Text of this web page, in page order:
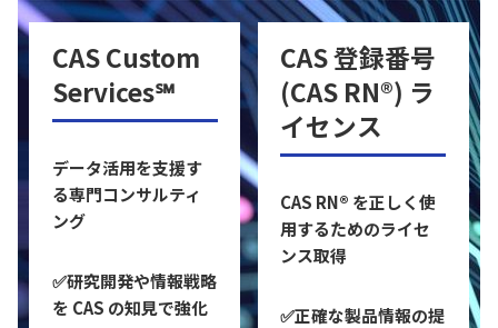
CAS Custom
Services℠
データ活用を支援す
る専門コンサルティ
ング
✅研究開発や情報戦略
を CAS の知見で強化
CAS 登録番号
(CAS RN®) ラ
イセンス
CAS RN® を正しく使
用するためのライセ
ンス取得
✅正確な製品情報の提